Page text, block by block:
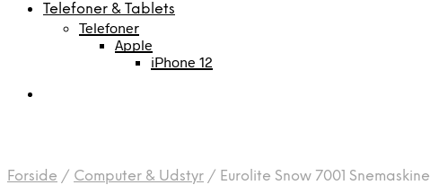
Telefoner & Tablets
Telefoner
Apple
iPhone 12
Forside / Computer & Udstyr / Eurolite Snow 7001 Snemaskine